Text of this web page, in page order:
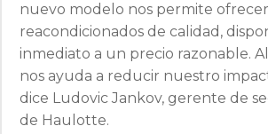
nuevo modelo nos permite
reacondicionados de calidad,
inmediato a un precio razonable.
nos ayuda a reducir nuestro
dice Ludovic Jankov, gerente de
de Haulotte.